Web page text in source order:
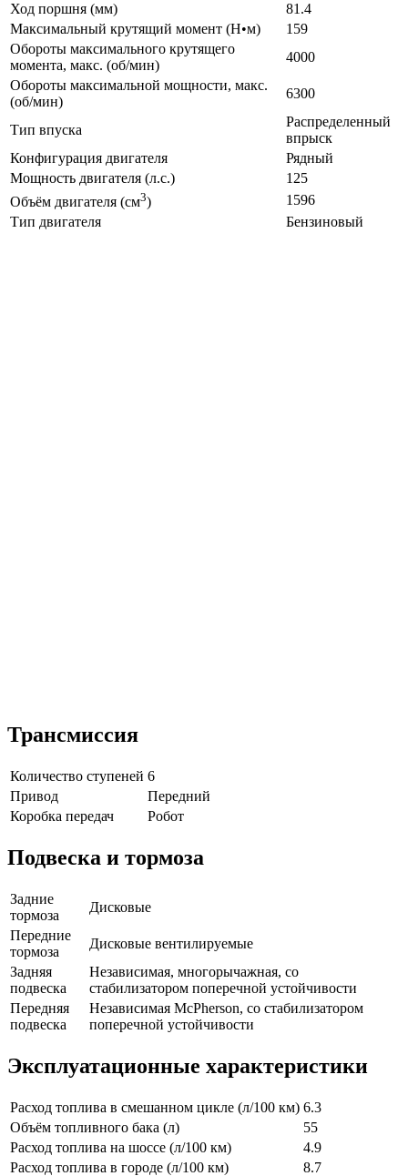
Ход поршня (мм)
81.4
Максимальный крутящий момент (Н•м)
159
Обороты максимального крутящего
момента, макс. (об/мин)
4000
Обороты максимальной мощности, макс.
(об/мин)
6300
Тип впуска
Распределенный
впрыск
Конфигурация двигателя
Рядный
Мощность двигателя (л.с.)
125
Объём двигателя (см3)
1596
Тип двигателя
Бензиновый
Трансмиссия
Количество ступеней 6
Привод
Передний
Коробка передач
Робот
Подвеска и тормоза
Задние
тормоза
Дисковые
Передние
тормоза
Дисковые вентилируемые
Задняя
подвеска
Независимая, многорычажная, со
стабилизатором поперечной устойчивости
Передняя
подвеска
Независимая McPherson, со стабилизатором
поперечной устойчивости
Эксплуатационные характеристики
Расход топлива в смешанном цикле (л/100 км) 6.3
Объём топливного бака (л)
55
Расход топлива на шоссе (л/100 км)
4.9
Расход топлива в городе (л/100 км)
8.7